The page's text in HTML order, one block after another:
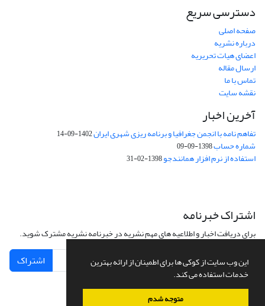
این وب سایت از کوکی ها برای اطمینان از ارائه بهترین
خدمات استفاده می کند.
متوجه شدم
دسترسی سریع
صفحه اصلی
درباره نشریه
اعضای هیات تحریریه
ارسال مقاله
تماس با ما
نقشه سایت
آخرین اخبار
تفاهم نامه با انجمن جغرافیا و برنامه ریزی شهری ایران1402-09-14
شماره حساب1398-09-09
استفاده از نرم افزار همانندجو1398-02-31
اشتراک خبرنامه
برای دریافت اخبار و اطلاعیه های مهم نشریه در خبرنامه نشریه مشترک شوید.
اشتراک